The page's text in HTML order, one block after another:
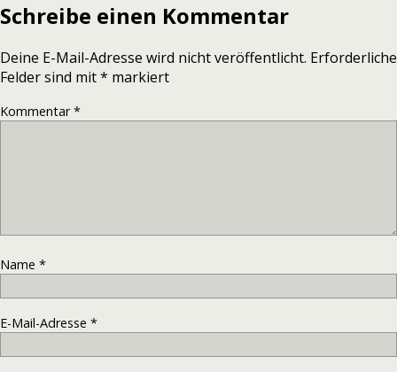
Schreibe einen Kommentar
Deine E-Mail-Adresse wird nicht veröffentlicht. Erforderliche
Felder sind mit* markiert
Kommentar*
Name *
E-Mail-Adresse *